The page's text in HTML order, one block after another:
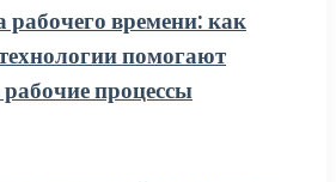
рабочего времени: как
помогают
процессы